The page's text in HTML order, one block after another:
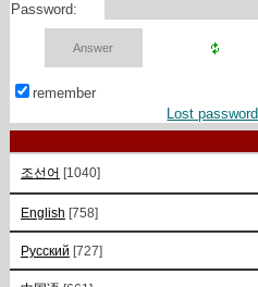
Password:
remember
Lost password
조선어 [1040]
English [758]
Русский [727]